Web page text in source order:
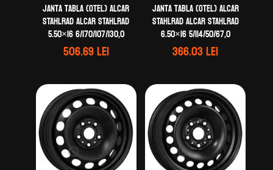
Janta tabla (otel) ALCAR
STAHLRAD ALCAR STAHLRAD
5.50×16 6/170/107/130,0
506.69lei
Janta tabla (otel) ALCAR
STAHLRAD ALCAR STAHLRAD
6.50×16 5/114/50/67,0
366.03lei